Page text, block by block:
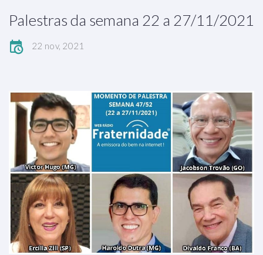
Palestras da semana 22 a 27/11/2021
22 nov, 2021